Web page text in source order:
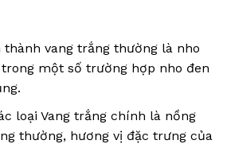
vang trắng thường là nho
một số trường hợp nho đen
loại Vang trắng chính là nồng
thường, hương vị đặc trưng của